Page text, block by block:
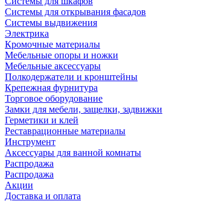
Системы для открывания фасадов
Системы выдвижения
Электрика
Кромочные материалы
Мебельные опоры и ножки
Мебельные аксессуары
Полкодержатели и кронштейны
Крепежная фурнитура
Торговое оборудование
Замки для мебели, защелки, задвижки
Герметики и клей
Реставрационные материалы
Инструмент
Аксессуары для ванной комнаты
Распродажа
Распродажа
Акции
Доставка и оплата